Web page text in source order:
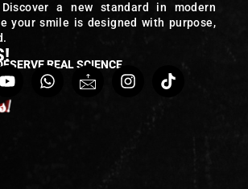
a new standard in modern
your smile is designed with purpose,
REAL SCIENCE